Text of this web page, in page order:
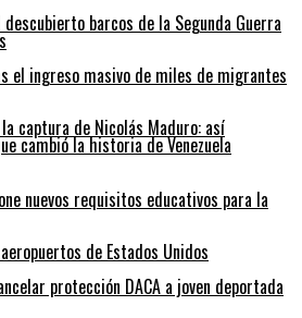
barcos de la Segunda Guerra
el ingreso masivo de miles de migrantes
captura de Nicolás Maduro: así
cambió la historia de Venezuela
nuevos requisitos educativos para la
de Estados Unidos
protección DACA a joven deportada